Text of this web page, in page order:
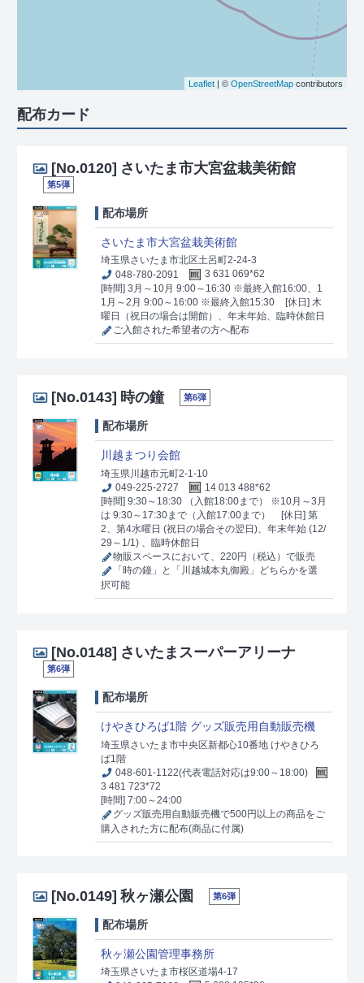
Leaflet | © OpenStreetMap contributors
配布カード
[No.0120] さいたま市大宮盆栽美術館
第5弾
配布場所
さいたま市大宮盆栽美術館
埼玉県さいたま市北区土呂町2-24-3
048-780-2091
3 631 069*62
[時間] 3月～10月 9:00～16:30 ※最終入館16:00、1
1月～2月 9:00～16:00 ※最終入館15:30
[休日] 木
曜日（祝日の場合は開館）、年末年始、臨時休館日
ご入館された希望者の方へ配布
[No.0143] 時の鐘 第6弾
配布場所
川越まつり会館
埼玉県川越市元町2-1-10
049-225-2727
14 013 488*62
[時間] 9:30～18:30 （入館18:00まで） ※10月～3月
は 9:30～17:30まで（入館17:00まで）
[休日] 第
2、第4水曜日 (祝日の場合その翌日)、年末年始 (12/
29～1/1) 、臨時休館日
物販スペースにおいて、220円（税込）で販売
「時の鐘」と「川越城本丸御殿」どちらかを選
択可能
[No.0148] さいたまスーパーアリーナ
第6弾
配布場所
けやきひろば1階 グッズ販売用自動販売機
埼玉県さいたま市中央区新都心10番地 けやきひろ
ば1階
048-601-1122(代表電話対応は9:00～18:00)
3 481 723*72
[時間] 7:00～24:00
グッズ販売用自動販売機で500円以上の商品をご
購入された方に配布(商品に付属)
[No.0149] 秋ヶ瀬公園 第6弾
配布場所
秋ヶ瀬公園管理事務所
埼玉県さいたま市桜区道場4-17